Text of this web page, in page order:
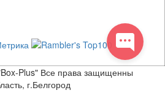
Plus" Все права защищенны
г.Белгород